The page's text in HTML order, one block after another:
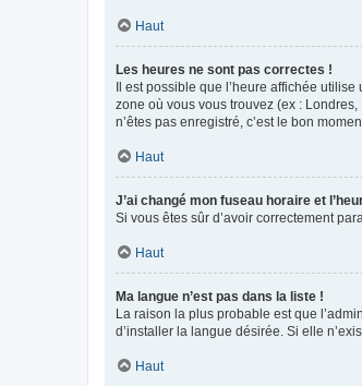
Haut
Les heures ne sont pas correctes !
Il est possible que l’heure affichée
zone où vous vous trouvez (ex :
n’êtes pas enregistré, c’est le bon
Haut
J’ai changé mon fuseau horaire et
Si vous êtes sûr d’avoir correctement
Haut
Ma langue n’est pas dans la liste !
La raison la plus probable est que
d’installer la langue désirée. Si elle
Haut